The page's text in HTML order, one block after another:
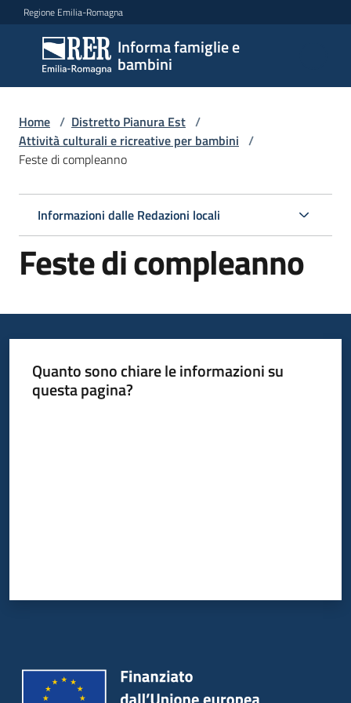
Vai al contenuto
Vai alla navigazione
Vai al footer
Regione Emilia-Romagna
Informa famiglie e
bambini
Informa
famiglie
e
bambini
famiglie
Informazioni
Home / Distretto Pianura Est /
Attività culturali e ricreative per bambini /
Feste di compleanno
Informazioni dalle Redazioni locali
Feste di compleanno
Quanto sono chiare le informazioni su
questa pagina?